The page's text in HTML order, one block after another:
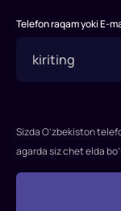
kuni
boshlovchi
Parviz
Fattoyev
Telefon raqam yoki E-
Sizda O’zbekiston
agarda siz chet elda